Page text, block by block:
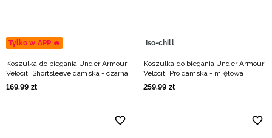
Tylko w APP 🔥
Koszulka do biegania Under Armour
Velociti Shortsleeve damska - czarna
169,99 zł
Iso-chill
Koszulka do biegania Under Armour
Velociti Pro damska - miętowa
259,99 zł